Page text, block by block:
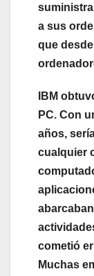
a sus
que
IBM
PC. Con
años,
cualquier
cometió
Muchas